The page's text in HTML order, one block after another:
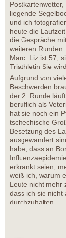
liegende
und ich
heute die
die Gespräche
weiteren
Marc. Liz ist 57,
Triathletin Sie
Aufgrund von
Beschwerden
der 2. Runde
beruflich als
hat sie noch ein
tschechische
Besetzung des
ausgewandert
habe, dass an
erkrankt seien,
weiß ich, warum
Leute nicht mehr
dass ich sie nicht
durchzuhalten.